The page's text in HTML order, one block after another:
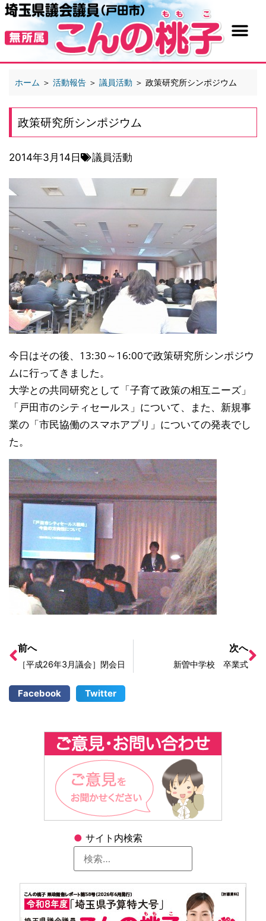
● サイト内検索
ホーム ＞ 活動報告 ＞ 議員活動 ＞ 政策研究所シンポジウム
政策研究所シンポジウム
2014年3月14日 議員活動
今日はその後、13:30～16:00で政策研究所シンポジウ
ムに行ってきました。
大学との共同研究として「子育て政策の相互ニーズ」
「戸田市のシティセールス」について、また、新規事
業の「市民協働のスマホアプリ」についての発表でし
た。
前へ
［平成26年3月議会］閉会日
次へ
新曽中学校 卒業式
Facebook Twitter